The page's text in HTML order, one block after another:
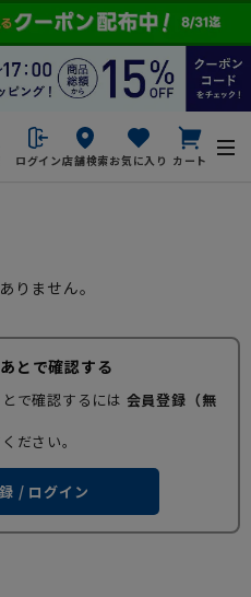
ログイン店舗検索お気に入り カート
りません。
とで確認する
で確認するには 会員登録（無
ださい。
/ ログイン